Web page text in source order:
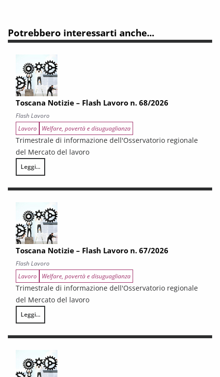
Potrebbero interessarti anche...
Toscana Notizie – Flash Lavoro n. 68/2026
Flash Lavoro
Lavoro
Welfare, povertà e disuguaglianza
Trimestrale di informazione dell'Osservatorio regionale
del Mercato del lavoro
Leggi...
Toscana Notizie – Flash Lavoro n. 68/2026
Toscana Notizie – Flash Lavoro n. 67/2026
Flash Lavoro
Lavoro
Welfare, povertà e disuguaglianza
Trimestrale di informazione dell'Osservatorio regionale
del Mercato del lavoro
Leggi...
Toscana Notizie – Flash Lavoro n. 67/2026